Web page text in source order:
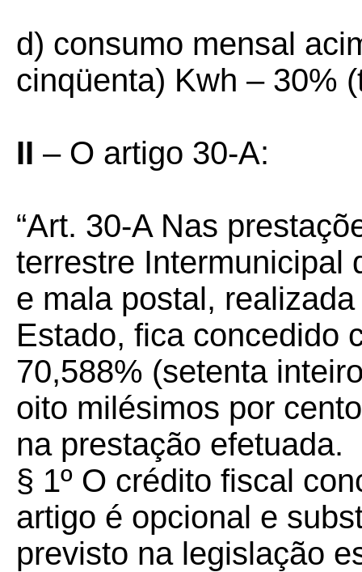
d) consumo mensal
cinqüenta) Kwh – 30%
II – O artigo 30-A:
“Art. 30-A Nas
terrestre Intermunicipal
e mala postal,
Estado, fica concedido
70,588% (setenta
oito milésimos por
na prestação efetuada.
§ 1º O crédito fiscal
artigo é opcional e
previsto na legislação